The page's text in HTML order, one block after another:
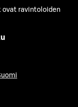
ravintoloiden